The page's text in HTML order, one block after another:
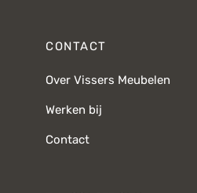
CONTACT
Over Vissers Meubelen
Werken bij
Contact